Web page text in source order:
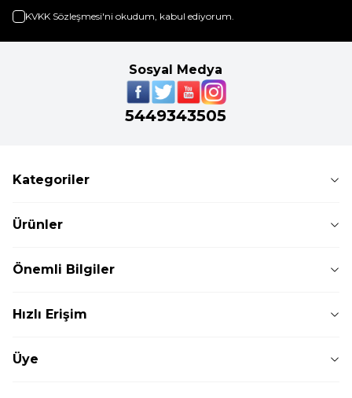
KVKK Sözleşmesi'ni okudum, kabul ediyorum.
Sosyal Medya
5449343505
Kategoriler
Ürünler
Önemli Bilgiler
Hızlı Erişim
Üye